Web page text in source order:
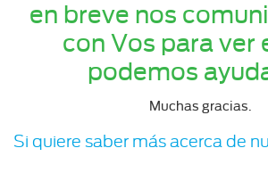
en breve nos
con Vos para ver
podemos
Muchas gracias.
Si quiere saber más acerca de